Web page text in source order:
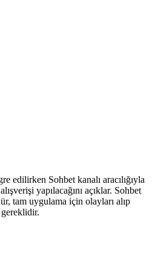
edilirken Sohbet kanalı aracılığıyla
yapılacağını açıklar. Sohbet
tam uygulama için olayları alıp